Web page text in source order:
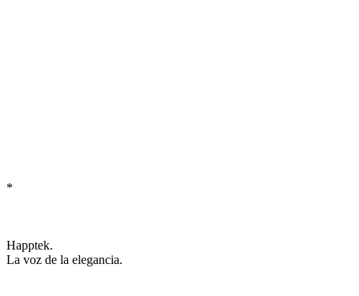
*
Happtek.
La voz de la elegancia.